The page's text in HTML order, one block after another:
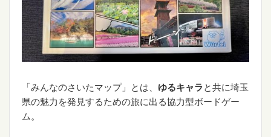
「みんなのさいたマップ」とは、 ゆるキャラと共に埼玉
県の魅力を発見するための旅に出る協力型ボードゲー
ム。